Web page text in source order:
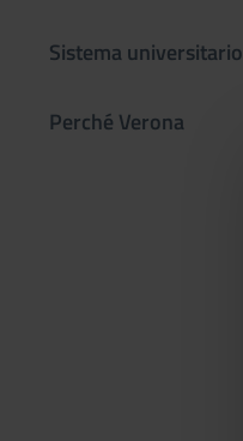
Sistema universitario
Perché Verona